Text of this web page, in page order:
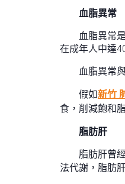
血脂異常
血脂異常
在成年人中達
血脂異常
假如新竹
食，削減飽和
脂肪肝
脂肪肝曾
法代謝，脂肪